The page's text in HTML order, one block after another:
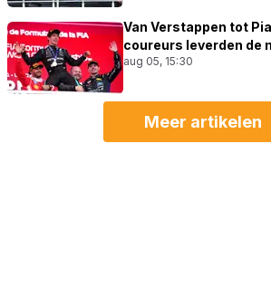
Van Verstappen tot
coureurs leverden de
aug 05, 15:30
Meer artikelen